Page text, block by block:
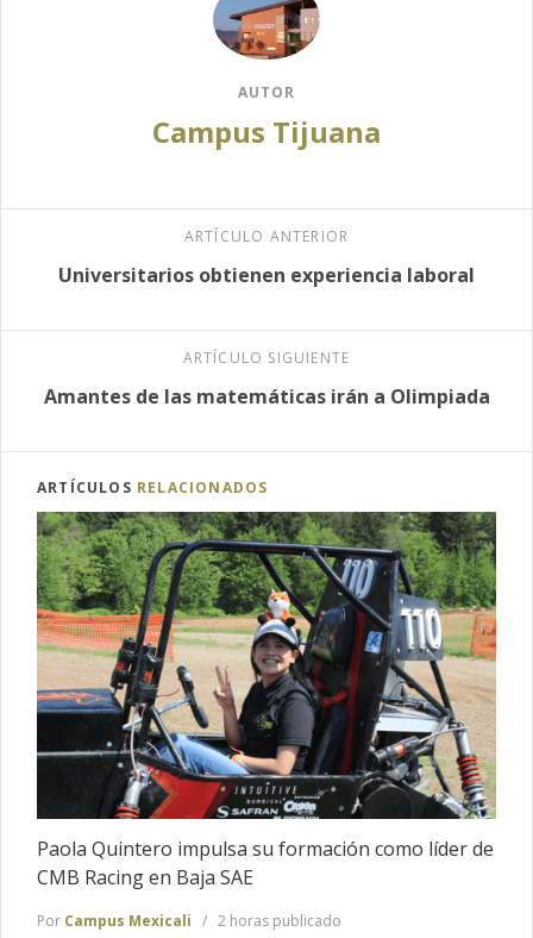
AUTOR
Campus Tijuana
ARTÍCULO ANTERIOR
Universitarios obtienen experiencia laboral
ARTÍCULO SIGUIENTE
Amantes de las matemáticas irán a Olimpiada
ARTÍCULOS RELACIONADOS
Paola Quintero impulsa su formación como líder de
CMB Racing en Baja SAE
Por Campus Mexicali 2 horas publicado